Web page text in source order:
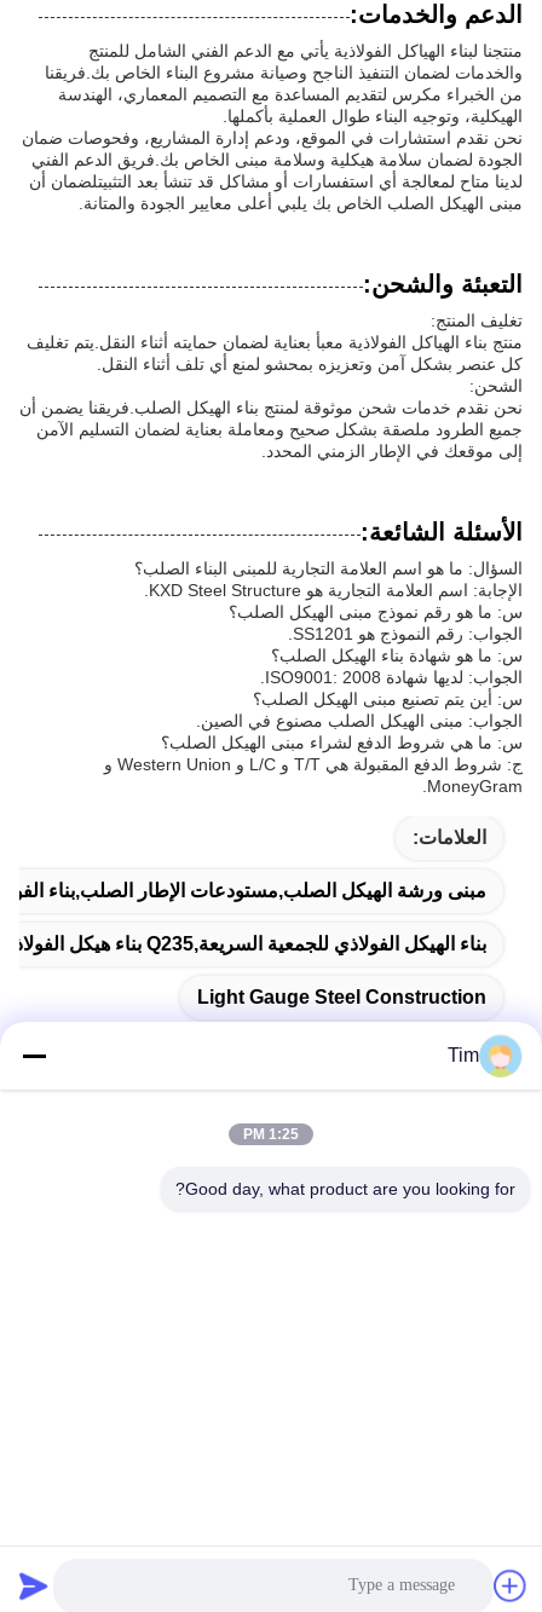
الدعم والخدمات:
منتجنا لبناء الهياكل الفولاذية يأتي مع الدعم الفني الشامل للمنتج
والخدمات لضمان التنفيذ الناجح وصيانة مشروع البناء الخاص بك.فريقنا
من الخبراء مكرس لتقديم المساعدة مع التصميم المعماري، الهندسة
الهيكلية، وتوجيه البناء طوال العملية بأكملها.
نحن نقدم استشارات في الموقع، ودعم إدارة المشاريع، وفحوصات ضمان
الجودة لضمان سلامة هيكلية وسلامة مبنى الخاص بك.فريق الدعم الفني
لدينا متاح لمعالجة أي استفسارات أو مشاكل قد تنشأ بعد التثبيتلضمان أن
مبنى الهيكل الصلب الخاص بك يلبي أعلى معايير الجودة والمتانة.
التعبئة والشحن:
تغليف المنتج:
منتج بناء الهياكل الفولاذية معبأ بعناية لضمان حمايته أثناء النقل.يتم تغليف
كل عنصر بشكل آمن وتعزيزه بمحشو لمنع أي تلف أثناء النقل.
الشحن:
نحن نقدم خدمات شحن موثوقة لمنتج بناء الهيكل الصلب.فريقنا يضمن أن
جميع الطرود ملصقة بشكل صحيح ومعاملة بعناية لضمان التسليم الآمن
إلى موقعك في الإطار الزمني المحدد.
الأسئلة الشائعة:
السؤال: ما هو اسم العلامة التجارية للمبنى البناء الصلب؟
الإجابة: اسم العلامة التجارية هو KXD Steel Structure.
س: ما هو رقم نموذج مبنى الهيكل الصلب؟
الجواب: رقم النموذج هو SS1201.
س: ما هو شهادة بناء الهيكل الصلب؟
الجواب: لديها شهادة ISO9001: 2008.
س: أين يتم تصنيع مبنى الهيكل الصلب؟
الجواب: مبنى الهيكل الصلب مصنوع في الصين.
س: ما هي شروط الدفع لشراء مبنى الهيكل الصلب؟
ج: شروط الدفع المقبولة هي T/T و L/C و Western Union و
MoneyGram.
العلامات:
مبنى ورشة الهيكل الصلب,مستودعات الإطار الصلب,بناء
بناء الهيكل الفولاذي للجمعية السريعة,Q235 بناء هيكل الفولاذ,التجميع السريع مبنى هيكل الصلب الشهير
Light Gauge Steel Construction
العنوان
Structure Co., Ltd جميع الحقوق محفوظة
Tim
1:25 PM
Good day, what product are you looking for?